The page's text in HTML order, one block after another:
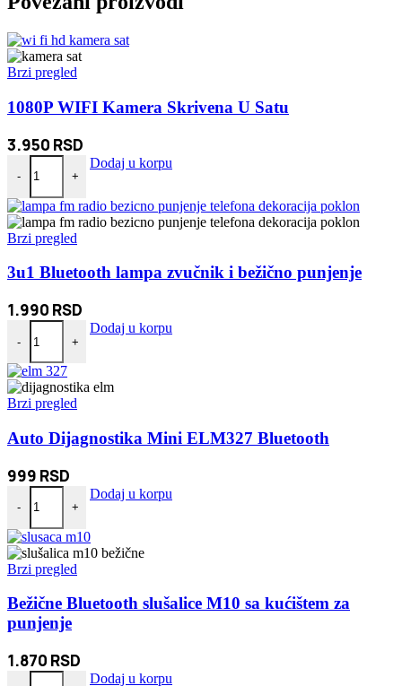
Brzi pregled
1080P WIFI Kamera Skrivena U Satu
3.950 RSD
-
1080P WIFI Kamera Skrivena U Satu količina
+
Dodaj u korpu
Brzi pregled
3u1 Bluetooth lampa zvučnik i bežično punjenje
1.990 RSD
-
3u1 Bluetooth lampa zvučnik i bežično punjenje količina
+
Dodaj u korpu
Brzi pregled
Auto Dijagnostika Mini ELM327 Bluetooth
999 RSD
-
Auto Dijagnostika Mini ELM327 Bluetooth količina
+
Dodaj u korpu
Brzi pregled
Bežične Bluetooth slušalice M10 sa kućištem za
punjenje
1.870 RSD
Bežične Bluetooth slušalice M10 sa kućištem za punjenje količina
Dodaj u korpu